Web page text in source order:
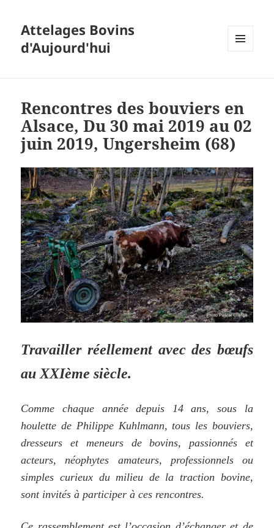
Attelages Bovins
d'Aujourd'hui
Rencontres des bouviers en
Alsace, Du 30 mai 2019 au 02
juin 2019, Ungersheim (68)
Travailler réellement avec des bœufs
au XXIème siècle.
Comme chaque année depuis 14 ans, sous la
houlette de Philippe Kuhlmann, tous les bouviers,
dresseurs et meneurs de bovins, passionnés et
acteurs, néophytes amateurs, professionnels ou
simples curieux du milieu de la traction bovine,
sont invités à participer à ces rencontres.